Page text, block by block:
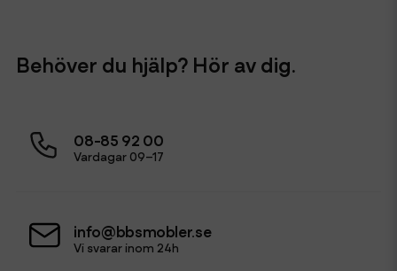
Behöver du hjälp? Hör av dig.
08-85 92 00
Vardagar 09–17
info@bbsmobler.se
Vi svarar inom 24h